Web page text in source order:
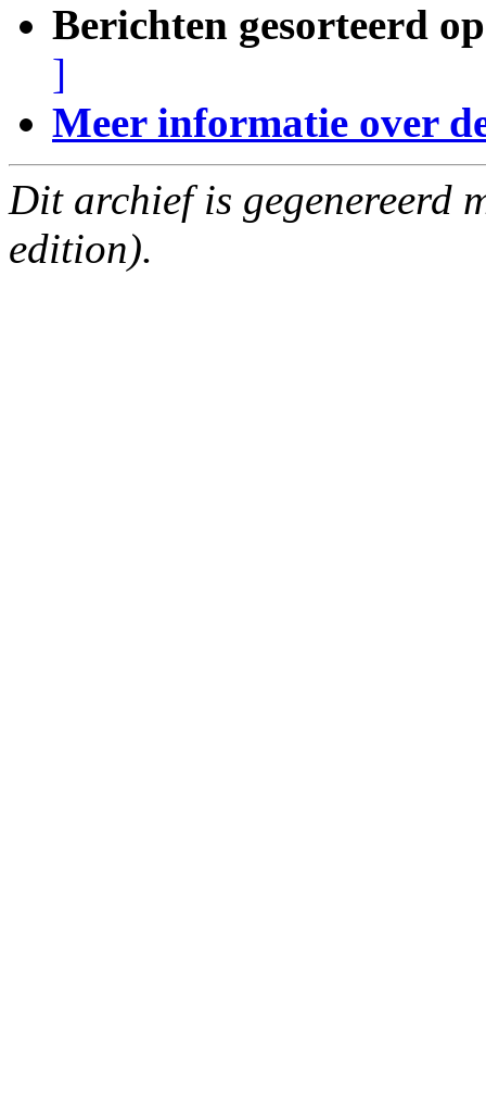
Berichten gesorteerd
]
Meer informatie over
Dit archief is gegenereerd
edition).